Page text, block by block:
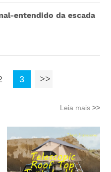
entendido da escada
3
Leia mais >>